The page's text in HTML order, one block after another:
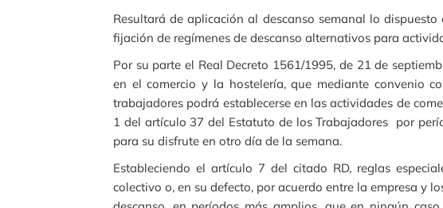
Resultará de aplicación al descanso semanal lo
fijación de regímenes de descanso alternativos para
Por su parte el Real Decreto 1561/1995, de 21 de
en el comercio y la hostelería, que mediante convenio
trabajadores podrá establecerse en las actividades de
1 del artículo 37 del Estatuto de los Trabajadores por
para su disfrute en otro día de la semana.
Estableciendo el artículo 7 del citado RD, reglas
colectivo o, en su defecto, por acuerdo entre la empresa y